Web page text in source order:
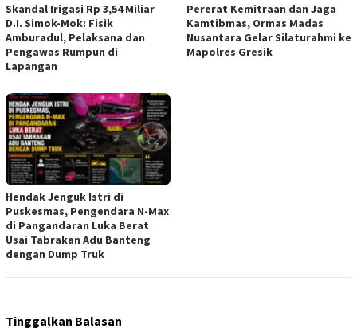
Skandal Irigasi Rp 3,54 Miliar
D.I. Simok-Mok: Fisik
Amburadul, Pelaksana dan
Pengawas Rumpun di
Lapangan
Pererat Kemitraan dan Jaga
Kamtibmas, Ormas Madas
Nusantara Gelar Silaturahmi ke
Mapolres Gresik
Hendak Jenguk Istri di
Puskesmas, Pengendara N-Max
di Pangandaran Luka Berat
Usai Tabrakan Adu Banteng
dengan Dump Truk
Tinggalkan Balasan